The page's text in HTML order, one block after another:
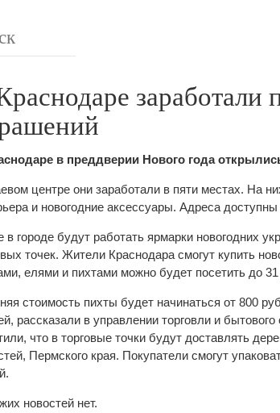
заработали
в преддверии Нового года
центре они заработали в пяти местах. На
и новогодние аксессуары. Адреса доступны
в городе будут работать ярмарки новогодних
точек. Жители Краснодара смогут купить
елями и пихтами можно будет посетить до
стоимость пихты будет начинаться от 800
рассказали в управлении торговли и
что в торговые точки будут доставлять
Пермского края. Покупатели смогут
новостей нет.